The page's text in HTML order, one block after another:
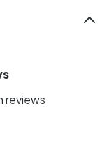
reviews